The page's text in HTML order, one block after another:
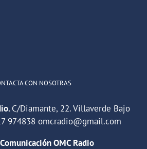
CON NOSOTRAS
C/Diamante, 22. Villaverde Bajo
974838 omcradio@gmail.com
OMC Radio